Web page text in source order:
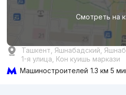
Смотреть на
Ташкент, Яшнабадский,
1-я улица, Кон куишь маркази
Машиностроителей 1.3 км 5